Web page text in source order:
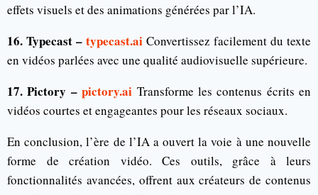
effets visuels et des animations générées par l’IA.
16. Typecast – typecast.ai Convertissez facilement du texte
en vidéos parlées avec une qualité audiovisuelle supérieure.
17. Pictory –pictory.ai Transforme les contenus écrits en
vidéos courtes et engageantes pour les réseaux sociaux.
En conclusion, l’ère de l’IA a ouvert la voie à une nouvelle
forme de création vidéo. Ces outils, grâce à leurs
fonctionnalités avancées, offrent aux créateurs de contenus